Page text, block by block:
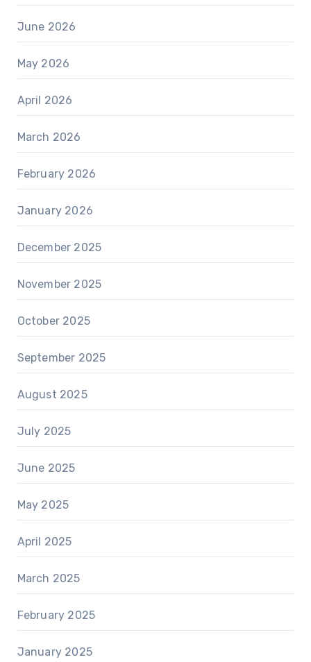
June 2026
May 2026
April 2026
March 2026
February 2026
January 2026
December 2025
November 2025
October 2025
September 2025
August 2025
July 2025
June 2025
May 2025
April 2025
March 2025
February 2025
January 2025